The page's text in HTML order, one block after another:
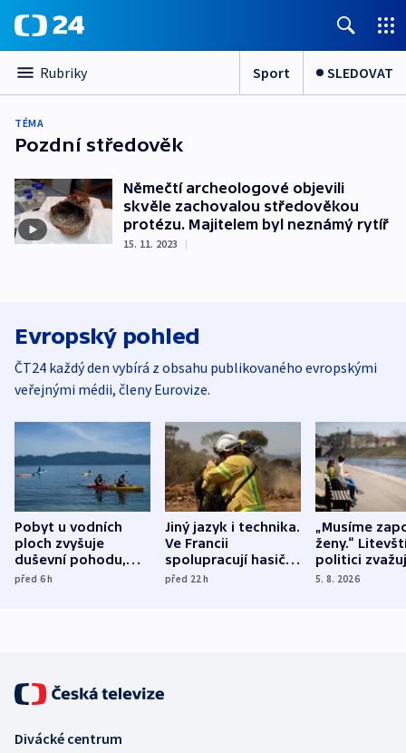
Rubriky Sport SLEDOVAT
TÉMA
Pozdní středověk
Němečtí archeologové objevili
skvěle zachovalou středověkou
protézu. Majitelem byl neznámý rytíř
15. 11. 2023 |
Evropský pohled
ČT24 každý den vybírá z obsahu publikovaného evropskými
veřejnými médii, členy Eurovize.
Pobyt u vodních
ploch zvyšuje
duševní pohodu,
ukázala
před 6h
Jiný jazyk i technika.
Ve Francii
spolupracují hasiči z
různých zemí
před 22h
„Musíme
ženy.“
politici
dohodu o
5. 8. 2026
Divácké centrum